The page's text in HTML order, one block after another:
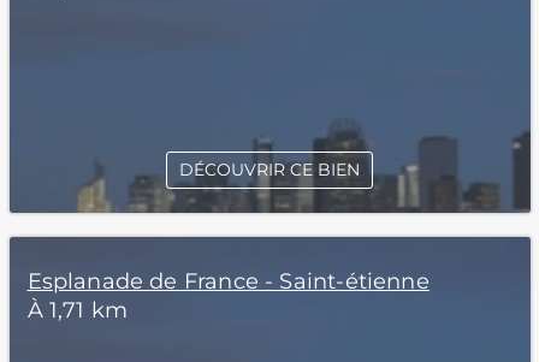
DÉCOUVRIR CE BIEN
Esplanade de France - Saint-étienne
À 1,71 km